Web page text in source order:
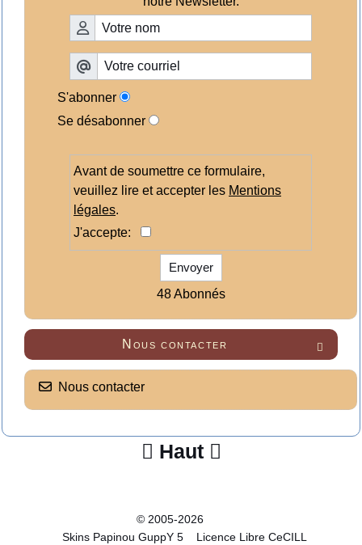
S'abonner
Se désabonner
Avant de soumettre ce formulaire,
veuillez lire et accepter les Mentions
légales.
J'accepte:
Envoyer
48 Abonnés

Nous contacter
Nous contacter
 Haut 
© 2005-2026
Skins Papinou GuppY 5
Licence Libre CeCILL